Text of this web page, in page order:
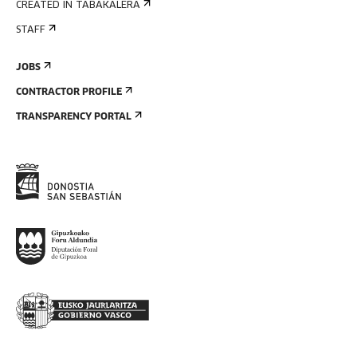
CREATED IN TABAKALERA
STAFF
JOBS
CONTRACTOR PROFILE
TRANSPARENCY PORTAL